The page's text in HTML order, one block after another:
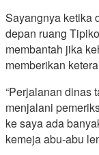
Sayangnya ketika
depan ruang
membantah jika
memberikan
“Perjalanan dinas
menjalani
ke saya ada
kemeja abu-abu